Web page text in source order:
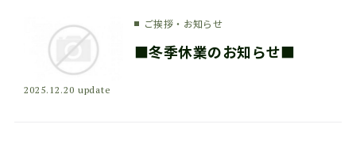
2025.12.20 update
ご挨拶・お知らせ
■冬季休業のお知らせ■